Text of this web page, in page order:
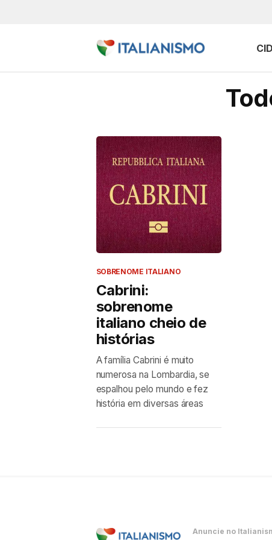
SOBRENOME ITALIANO
Cabrini:
sobrenome
italiano cheio de
histórias
A família Cabrini é muito
numerosa na Lombardia, se
espalhou pelo mundo e fez
história em diversas áreas
Anuncie no